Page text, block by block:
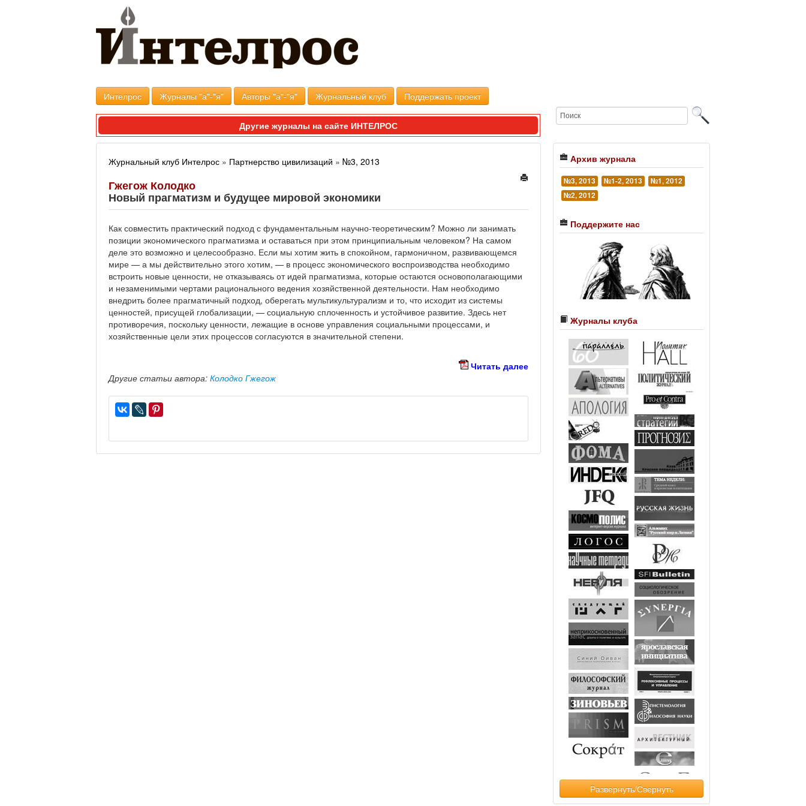
Интелрос Журналы "а"-"я" Авторы "а"-"я" Журнальный клуб Поддержать проект
Другие журналы на сайте ИНТЕЛРОС
Журнальный клуб Интелрос » Партнерство цивилизаций » №3, 2013
Гжегож Колодко
Новый прагматизм и будущее мировой экономики
Как совместить практический подход с фундаментальным научно-теоретическим? Можно ли занимать
позиции экономического прагматизма и оставаться при этом принципиальным человеком? На самом
деле это возможно и целесообразно. Если мы хотим жить в спокойном, гармоничном, развивающемся
мире — а мы действительно этого хотим, — в процесс экономического воспроизводства необходимо
встроить новые ценности, не отказываясь от идей прагматизма, которые остаются основополагающими
и незаменимыми чертами рационального ведения хозяйственной деятельности. Нам необходимо
внедрить более прагматичный подход, оберегать мультикультурализм и то, что исходит из системы
ценностей, присущей глобализации, — социальную сплоченность и устойчивое развитие. Здесь нет
противоречия, поскольку ценности, лежащие в основе управления социальными процессами, и
хозяйственные цели этих процессов согласуются в значительной степени.
Читать далее
Другие статьи автора: Колодко Гжегож
Архив журнала
№3, 2013 №1-2, 2013
№1, 2012
№2, 2012
Поддержите нас
Журналы клуба
Развернуть/Свернуть